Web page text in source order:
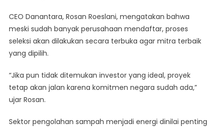
CEO Danantara, Rosan Roeslani, mengatakan bahwa
meski sudah banyak perusahaan mendaftar, proses
seleksi akan dilakukan secara terbuka agar mitra terbaik
yang dipilih.
“Jika pun tidak ditemukan investor yang ideal, proyek
tetap akan jalan karena komitmen negara sudah ada,”
ujar Rosan.
Sektor pengolahan sampah menjadi energi dinilai penting